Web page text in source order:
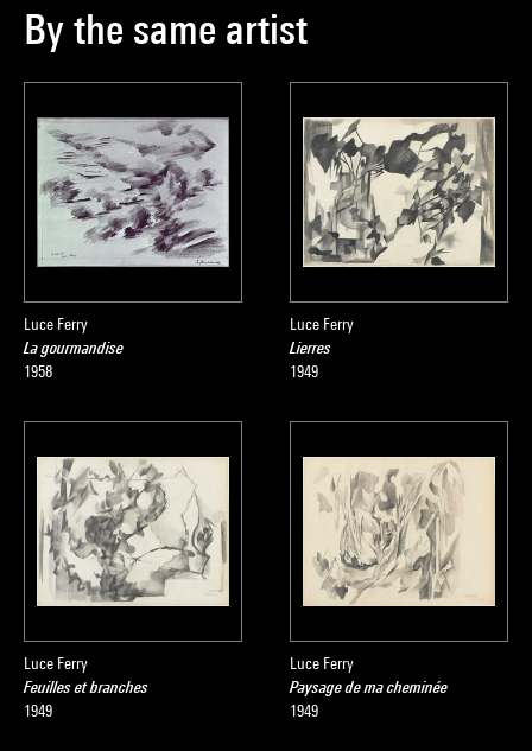
By the same artist
Luce Ferry
La gourmandise
1958
Luce Ferry
Lierres
1949
Luce Ferry
Feuilles et branches
1949
Luce Ferry
Paysage de ma cheminée
1949